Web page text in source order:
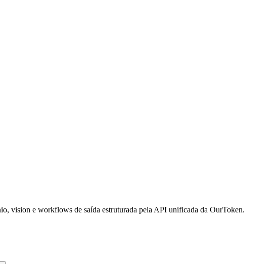
vision e workflows de saída estruturada pela API unificada da OurToken.